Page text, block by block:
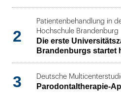
2
Patientenbehandlung in
Hochschule Brandenburg
Die erste
Brandenburgs startet
3 Deutsche
Parodontaltherapie-